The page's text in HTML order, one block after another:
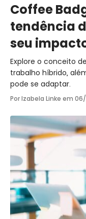
Coffee
tendência
seu
Explore o conceito
trabalho híbrido,
pode se adaptar.
Por Izabela Linke em